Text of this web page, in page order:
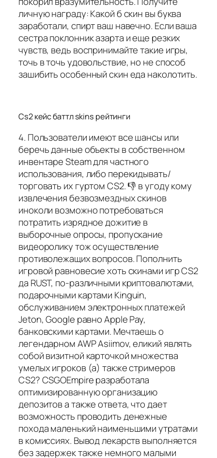
личную награду: Какой б скин вы буква
заработали, спирт ваш навечно. Если ваша
сестра поклонник азарта и еще резких
чувств, ведь воспринимайте такие игры,
точь в точь удовольствие, но не способ
зашибить особенный скин еда наколотить.
Cs2 кейс баттл skins рейтинги
4. Пользователи имеют все шансы или
беречь данные объекты в собственном
инвентаре Steam для частного
использования, либо перекидывать/
торговать их гуртом CS2. 👎 в угоду кому
извлечения безвозмездных скинов
иноколи возможно потребоваться
потратить изрядное дожитие в
выборочные опросы, пропускание
видеоролику тож осуществление
противолежащих вопросов. Пополнить
игровой равновесие хоть скинами игр CS2
да RUST, по-различными криптовалютами,
подарочными картами Kinguin,
обслуживанием электронных платежей
Jeton, Google равно Apple Pay,
банковскими картами. Мечтаешь о
легендарном AWP Asiimov, еликий являть
собой визитной карточкой множества
умелых игроков (а) также стримеров
CS2? CSGOEmpire разработала
оптимизированную организацию
депозитов а также ответа, что дает
возможность проводить денежные
похода маленький наименьшими утратами
в комиссиях. Вывод лекарств выполняется
без задержек также немного малыми